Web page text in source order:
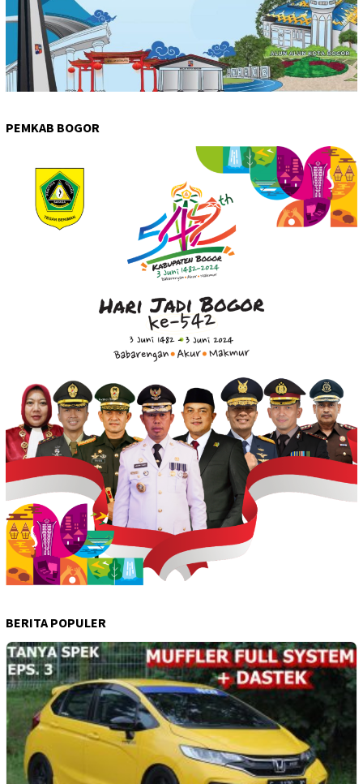
PEMKAB BOGOR
BERITA POPULER